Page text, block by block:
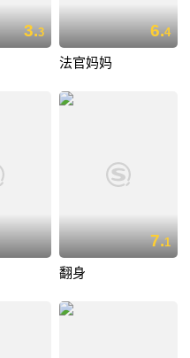
3.3 6.4
法官妈妈
7.1
翻身